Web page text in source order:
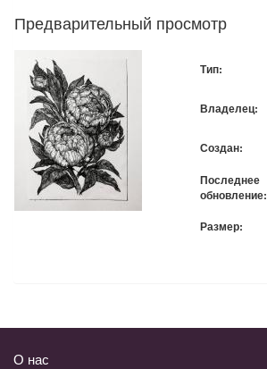
Предварительный просмотр
Тип:
Владелец:
Создан:
Последнее
обновление:
Размер:
О нас